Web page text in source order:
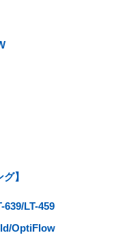
】
639/LT-459
OptiFlow